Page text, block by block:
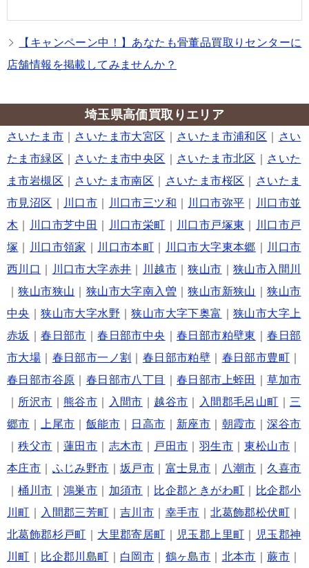
【キャンペーン中！】あなたも骨董品買取りセンターに
店舗情報を掲載してみませんか？
埼玉県高価買取りエリア
さいたま市 さいたま市大宮区 さいたま市浦和区
さい
たま市緑区
さいたま市中央区 さいたま市北区
さいた
ま市岩槻区
さいたま市南区 さいたま市桜区
さいたま
市見沼区
川口市 川口市三ツ和 川口市弥平
川口市並
木
川口市芝中田 川口市栄町 川口市戸塚東
川口市戸
塚
川口市領家 川口市本町 川口市大字東本郷
川口市
西川口
川口市大字赤井 川越市 ｜狭山市 ｜狭山市入間川
｜狭山市狭山 狭山市大字南入曽 ｜狭山市新狭山 ｜狭山市
中央
｜狭山市大字水野 ｜狭山市大字下奥富 ｜狭山市大字上
赤坂
｜春日部市 ｜春日部市中央 ｜春日部市粕壁東 ｜春日部
市大場
春日部市一ノ割 春日部市粕壁 春日部市豊町
春日部市谷原
春日部市八丁目 ｜春日部市上蛭田 ｜草加市
所沢市 ｜熊谷市 入間市 越谷市 入間郡毛呂山町 ｜三
郷市 ｜上尾市 飯能市 日高市 新座市 朝霞市 ｜深谷市
｜秩父市 ｜蓮田市 志木市 戸田市 羽生市 ｜東松山市
本庄市
ふじみ野市 ｜坂戸市 富士見市 八潮市
久喜市
｜桶川市 ｜鴻巣市 加須市 比企郡ときがわ町
比企郡小
川町
入間郡三芳町 ｜吉川市 幸手市 ｜北葛飾郡松伏町
北葛飾郡杉戸町
大里郡寄居町 児玉郡上里町
児玉郡神
川町
比企郡川島町 白岡市 鶴ヶ島市 北本市 蕨市